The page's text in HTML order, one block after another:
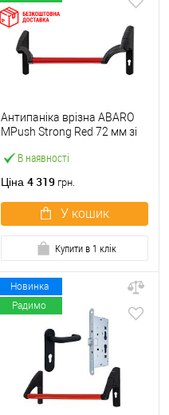
В наявності
Антипаніка врізна ABARO
МPush Strong Red 72 мм зі
Ціна 4 319 грн.
У кошик
Купити в 1 клік
Новинка
Радимо